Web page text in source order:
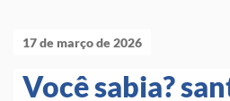
17 de março de 2026
Você sabia?